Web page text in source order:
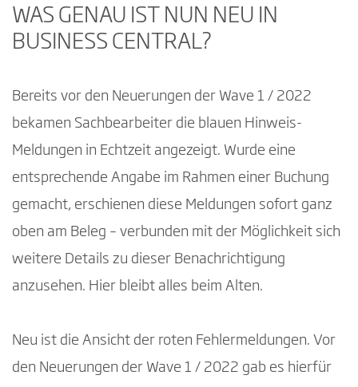
WAS GENAU IST NUN NEU IN
BUSINESS CENTRAL?
Bereits vor den Neuerungen der Wave 1 / 2022
bekamen Sachbearbeiter die blauen Hinweis-
Meldungen in Echtzeit angezeigt. Wurde eine
entsprechende Angabe im Rahmen einer Buchung
gemacht, erschienen diese Meldungen sofort ganz
oben am Beleg – verbunden mit der Möglichkeit sich
weitere Details zu dieser Benachrichtigung
anzusehen. Hier bleibt alles beim Alten.
Neu ist die Ansicht der roten Fehlermeldungen. Vor
den Neuerungen der Wave 1 / 2022 gab es hierfür